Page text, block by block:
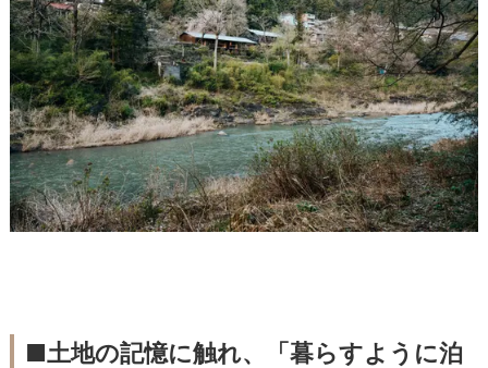
■土地の記憶に触れ、「暮らすように泊